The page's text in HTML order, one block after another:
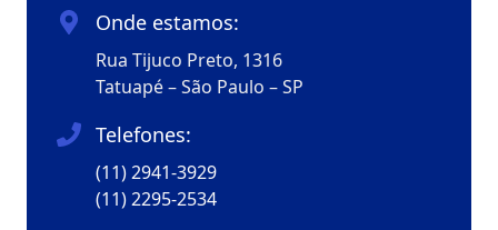
Onde estamos:
Rua Tijuco Preto, 1316
Tatuapé – São Paulo – SP
Telefones:
(11) 2941-3929
(11) 2295-2534